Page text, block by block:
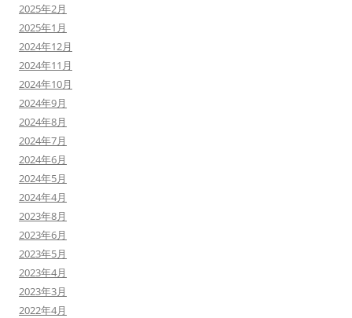
2025年2月
2025年1月
2024年12月
2024年11月
2024年10月
2024年9月
2024年8月
2024年7月
2024年6月
2024年5月
2024年4月
2023年8月
2023年6月
2023年5月
2023年4月
2023年3月
2022年4月